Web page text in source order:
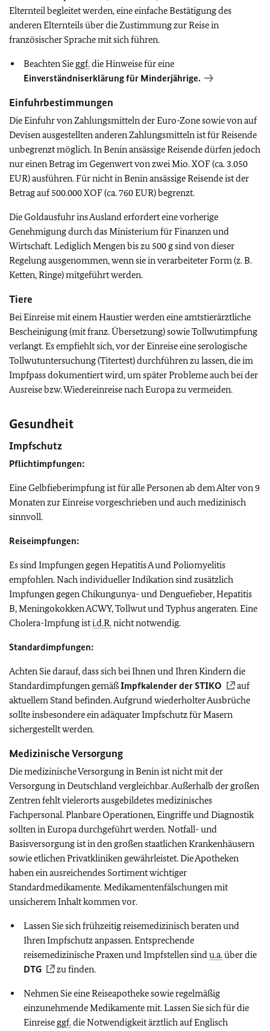
Elternteil begleitet werden, eine einfache Bestätigung des
anderen Elternteils über die Zustimmung zur Reise in
französischer Sprache mit sich führen.
Beachten Sie ggf.die Hinweise für eine
Einverständniserklärung für Minderjährige.
Einfuhrbestimmungen
Die Einfuhr von Zahlungsmitteln der Euro-Zone sowie von auf
Devisen ausgestellten anderen Zahlungsmitteln ist für Reisende
unbegrenzt möglich. In Benin ansässige Reisende dürfen jedoch
nur einen Betrag im Gegenwert von zwei Mio. XOF (ca. 3.050
EUR) ausführen. Für nicht in Benin ansässige Reisende ist der
Betrag auf 500.000 XOF (ca. 760 EUR) begrenzt.
Die Goldausfuhr ins Ausland erfordert eine vorherige
Genehmigung durch das Ministerium für Finanzen und
Wirtschaft. Lediglich Mengen bis zu 500 g sind von dieser
Regelung ausgenommen, wenn sie in verarbeiteter Form (z. B.
Ketten, Ringe) mitgeführt werden.
Tiere
Bei Einreise mit einem Haustier werden eine amtstierärztliche
Bescheinigung (mit franz. Übersetzung) sowie Tollwutimpfung
verlangt. Es empfiehlt sich, vor der Einreise eine serologische
Tollwutuntersuchung (Titertest) durchführen zu lassen, die im
Impfpass dokumentiert wird, um später Probleme auch bei der
Ausreise bzw. Wiedereinreise nach Europa zu vermeiden.
Gesundheit
Impfschutz
Pflichtimpfungen:
Eine Gelbfieberimpfung ist für alle Personen ab dem Alter von 9
Monaten zur Einreise vorgeschrieben und auch medizinisch
sinnvoll.
Reiseimpfungen:
Es sind Impfungen gegen Hepatitis A und Poliomyelitis
empfohlen. Nach individueller Indikation sind zusätzlich
Impfungen gegen Chikungunya- und Denguefieber, Hepatitis
B, Meningokokken ACWY, Tollwut und Typhus angeraten. Eine
Cholera-Impfung isti.d.R.nicht notwendig.
Standardimpfungen:
Achten Sie darauf, dass sich bei Ihnen und Ihren Kindern die
Standardimpfungen gemäßImpfkalender derSTIKO
auf
aktuellem Stand befinden. Aufgrund wiederholter Ausbrüche
sollte insbesondere ein adäquater Impfschutz für Masern
sichergestellt werden.
Medizinische Versorgung
Die medizinische Versorgung in Benin ist nicht mit der
Versorgung in Deutschland vergleichbar. Außerhalb der großen
Zentren fehlt vielerorts ausgebildetes medizinisches
Fachpersonal. Planbare Operationen, Eingriffe und Diagnostik
sollten in Europa durchgeführt werden. Notfall- und
Basisversorgung ist in den großen staatlichen Krankenhäusern
sowie etlichen Privatkliniken gewährleistet. Die Apotheken
haben ein ausreichendes Sortiment wichtiger
Standardmedikamente. Medikamentenfälschungen mit
unsicherem Inhalt kommen vor.
Lassen Sie sich frühzeitig reisemedizinisch beraten und
Ihren Impfschutz anpassen. Entsprechende
reisemedizinische Praxen und Impfstellen sindu.a.über die
DTG
zu finden.
Nehmen Sie eine Reiseapotheke sowie regelmäßig
einzunehmende Medikamente mit. Lassen Sie sich für die
Einreise ggf.die Notwendigkeit ärztlich auf Englisch